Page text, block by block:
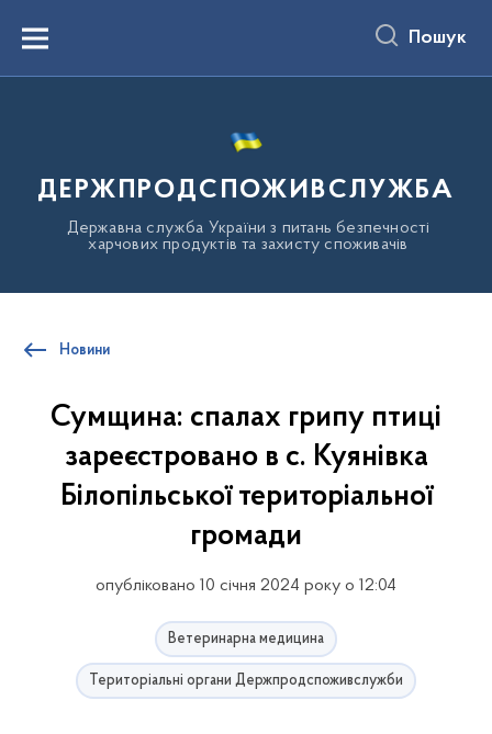
вмістуMenu Пошук
ДЕРЖПРОДСПОЖИВСЛУЖБА
Державна служба України з питань безпечності
харчових продуктів та захисту споживачів
Новини
Сумщина: спалах грипу птиці
зареєстровано в с. Куянівка
Білопільської територіальної
громади
опубліковано 10 січня 2024 року о 12:04
Ветеринарна медицина
Територіальні органи Держпродспоживслужби